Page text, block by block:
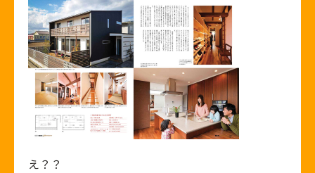
え？？